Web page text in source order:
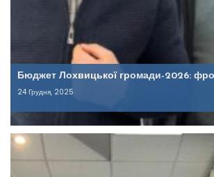
Бюджет Лохвицької громади-2026:
24 Грудня, 2025